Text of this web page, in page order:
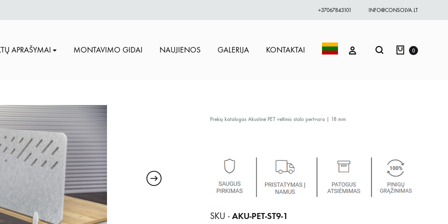
+37067843101 INFO@CONSOLVA.LT
APRAŠYMAI MONTAVIMO GIDAI NAUJIENOS GALERIJA KONTAKTAI PRISIJUNGTI
Paieška Krepšelis
0
Prekių katalogas Akustinė PET veltinio stalo pertvara | 18 mm
SKU -AKU-PET-ST9-1